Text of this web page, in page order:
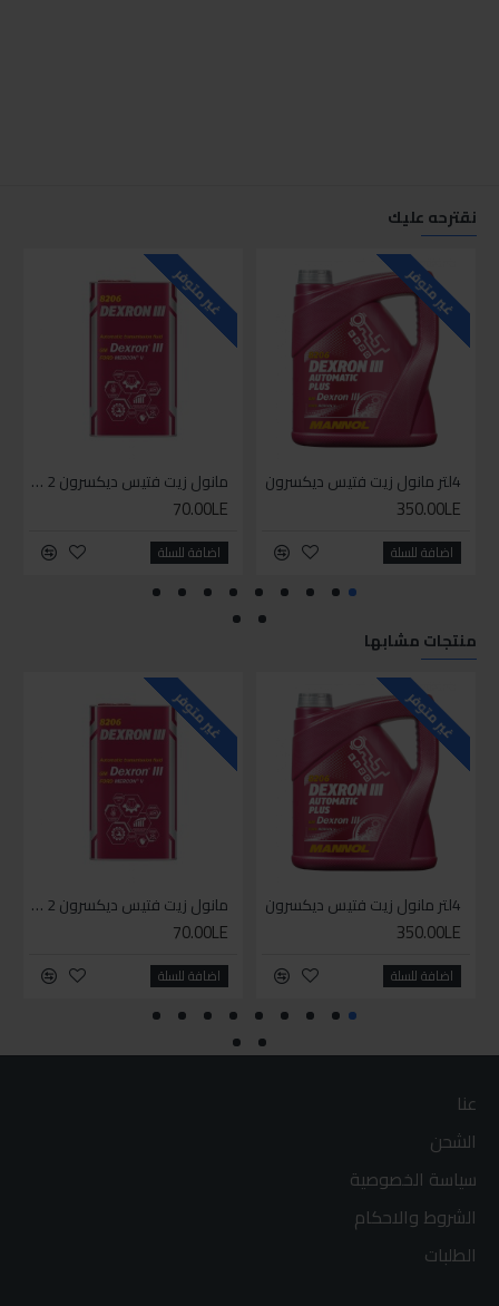
نقترحه عليك
غير متوفر
4لتر مانول زيت فتيس ديكسرون
350.00LE
اضافة للسلة
غير متوفر
مانول زيت فتيس ديكسرون 2 لتر واحد
70.00LE
اضافة للسلة
منتجات مشابها
غير متوفر
4لتر مانول زيت فتيس ديكسرون
350.00LE
اضافة للسلة
غير متوفر
مانول زيت فتيس ديكسرون 2 لتر واحد
70.00LE
اضافة للسلة
عنا
الشحن
سياسة الخصوصية
الشروط والاحكام
الطلبات